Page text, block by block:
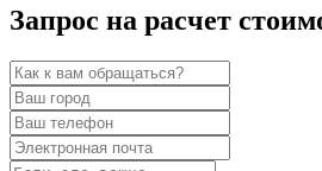
Запрос на расчет